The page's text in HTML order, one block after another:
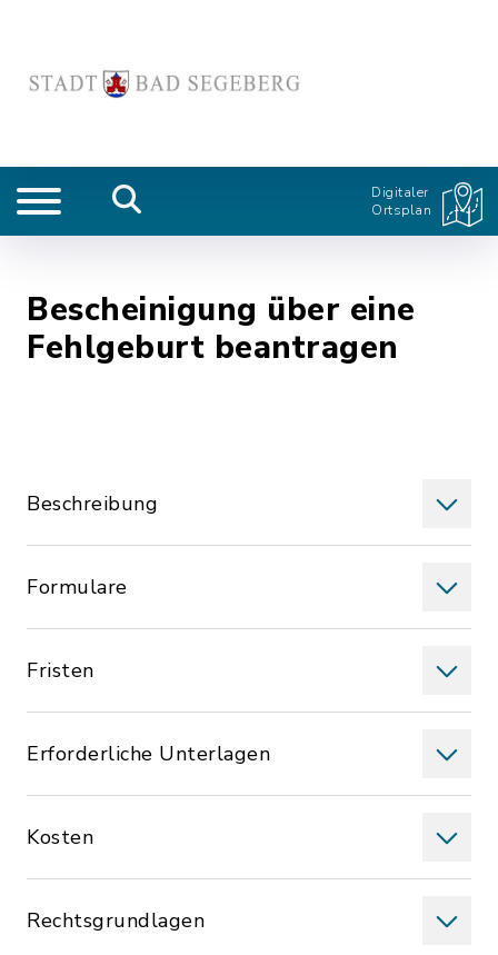
Digitaler
Ortsplan
Bescheinigung über eine
Fehlgeburt beantragen
Beschreibung
Formulare
Fristen
Erforderliche Unterlagen
Kosten
Rechtsgrundlagen